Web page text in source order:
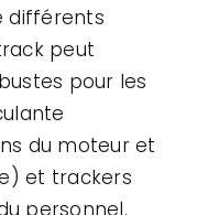
différents
peut
pour les
du moteur et
et trackers
personnel.